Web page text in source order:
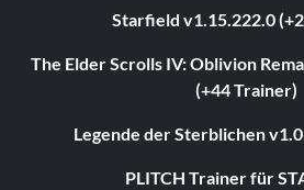
Starfield v1.15.222.0
The Elder Scrolls IV: Oblivion
(+44 Trainer)
Legende der Sterblichen
PLITCH Trainer für